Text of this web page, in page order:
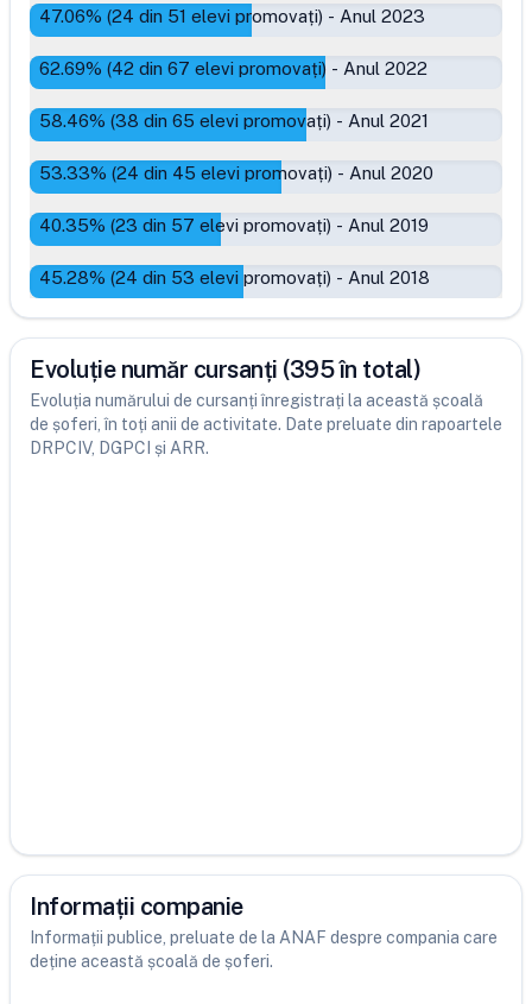
47.06% (24 din 51 elevi promovați) - Anul 2023
62.69% (42 din 67 elevi promovați) - Anul 2022
58.46% (38 din 65 elevi promovați) - Anul 2021
53.33% (24 din 45 elevi promovați) - Anul 2020
40.35% (23 din 57 elevi promovați) - Anul 2019
45.28% (24 din 53 elevi promovați) - Anul 2018
Evoluție număr cursanți (395 în total)
Evoluția numărului de cursanți înregistrați la această școală
de șoferi, în toți anii de activitate. Date preluate din rapoartele
DRPCIV, DGPCI și ARR.
Informații companie
Informații publice, preluate de la ANAF despre compania care
deține această școală de șoferi.